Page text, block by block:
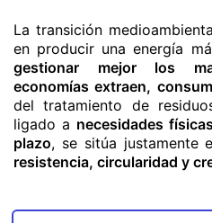
La transición
en producir una energía
gestionar mejor los
economías extraen,
del tratamiento de
ligado a necesidades
plazo, se sitúa justamente
resistencia, circularidad y